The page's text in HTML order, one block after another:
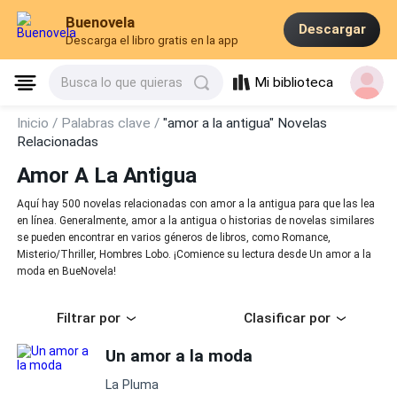
Buenovela
Descarga el libro gratis en la app
Descargar
Busca lo que quieras Mi biblioteca
Inicio / Palabras clave /"amor a la antigua" Novelas
Relacionadas
Amor A La Antigua
Aquí hay 500 novelas relacionadas con amor a la antigua para que las lea
en línea. Generalmente, amor a la antigua o historias de novelas similares
se pueden encontrar en varios géneros de libros, como Romance,
Misterio/Thriller, Hombres Lobo. ¡Comience su lectura desde Un amor a la
moda en BueNovela!
Filtrar por Clasificar por
Un amor a la moda
La Pluma